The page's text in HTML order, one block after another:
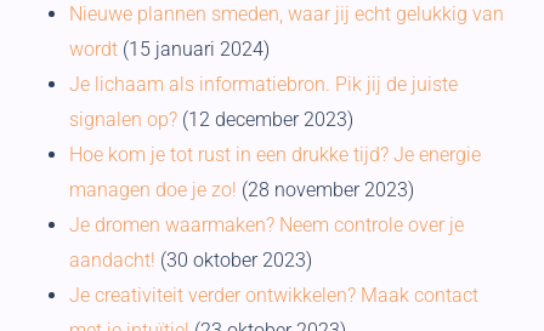
Nieuwe plannen smeden, waar jij echt gelukkig van
wordt (15 januari 2024)
Je lichaam als informatiebron. Pik jij de juiste
signalen op? (12 december 2023)
Hoe kom je tot rust in een drukke tijd? Je energie
managen doe je zo! (28 november 2023)
Je dromen waarmaken? Neem controle over je
aandacht! (30 oktober 2023)
Je creativiteit verder ontwikkelen? Maak contact